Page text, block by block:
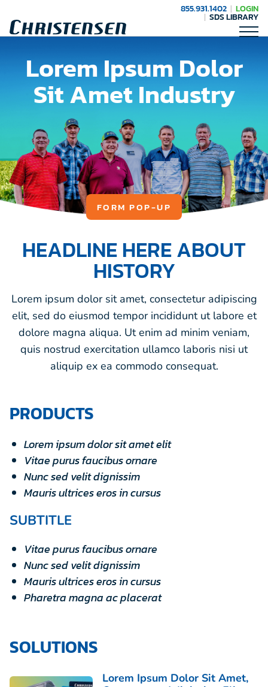
855.931.1402 LOGIN
SDS LIBRARY
Lorem Ipsum Dolor
Sit Amet Industry
FORM POP-UP
HEADLINE HERE ABOUT
HISTORY
Lorem ipsum dolor sit amet, consectetur adipiscing
elit, sed do eiusmod tempor incididunt ut labore et
dolore magna aliqua. Ut enim ad minim veniam,
quis nostrud exercitation ullamco laboris nisi ut
aliquip ex ea commodo consequat.
PRODUCTS
Lorem ipsum dolor sit amet elit
Vitae purus faucibus ornare
Nunc sed velit dignissim
Mauris ultrices eros in cursus
SUBTITLE
Vitae purus faucibus ornare
Nunc sed velit dignissim
Mauris ultrices eros in cursus
Pharetra magna ac placerat
SOLUTIONS
Lorem Ipsum Dolor Sit Amet,